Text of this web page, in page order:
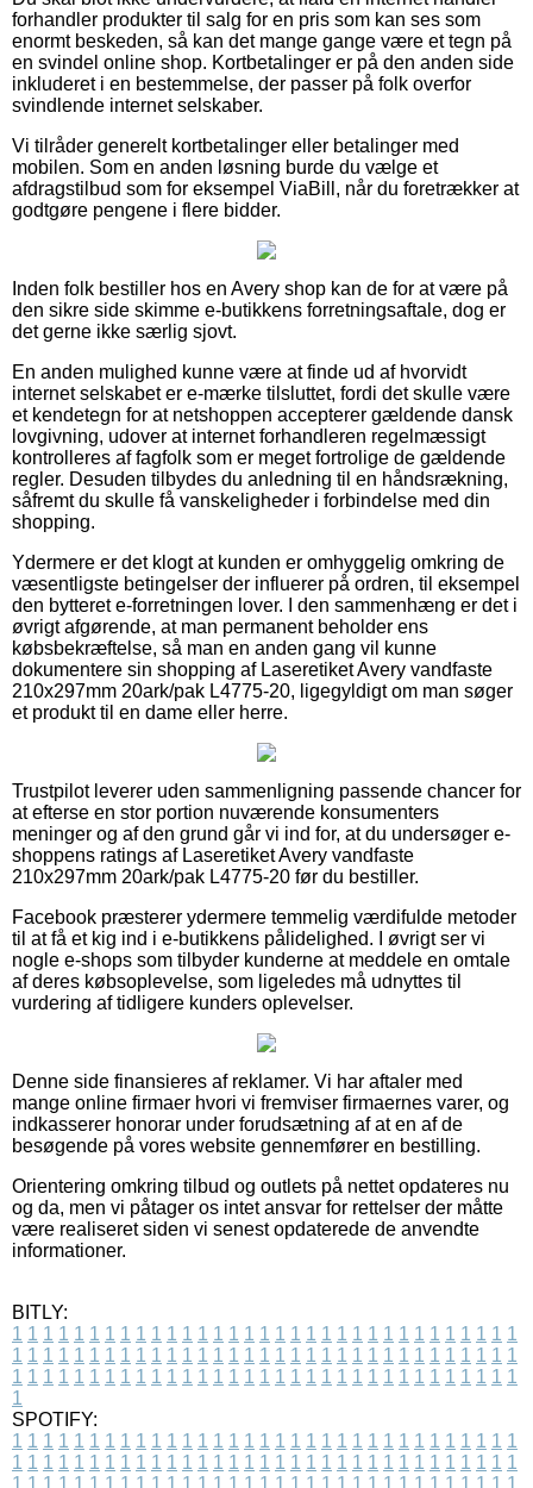
forhandler produkter til salg for en pris som kan ses som
enormt beskeden, så kan det mange gange være et tegn på
en svindel online shop. Kortbetalinger er på den anden side
inkluderet i en bestemmelse, der passer på folk overfor
svindlende internet selskaber.
Vi tilråder generelt kortbetalinger eller betalinger med
mobilen. Som en anden løsning burde du vælge et
afdragstilbud som for eksempel ViaBill, når du foretrækker at
godtgøre pengene i flere bidder.
Inden folk bestiller hos en Avery shop kan de for at være på
den sikre side skimme e-butikkens forretningsaftale, dog er
det gerne ikke særlig sjovt.
En anden mulighed kunne være at finde ud af hvorvidt
internet selskabet er e-mærke tilsluttet, fordi det skulle være
et kendetegn for at netshoppen accepterer gældende dansk
lovgivning, udover at internet forhandleren regelmæssigt
kontrolleres af fagfolk som er meget fortrolige de gældende
regler. Desuden tilbydes du anledning til en håndsrækning,
såfremt du skulle få vanskeligheder i forbindelse med din
shopping.
Ydermere er det klogt at kunden er omhyggelig omkring de
væsentligste betingelser der influerer på ordren, til eksempel
den bytteret e-forretningen lover. I den sammenhæng er det i
øvrigt afgørende, at man permanent beholder ens
købsbekræftelse, så man en anden gang vil kunne
dokumentere sin shopping af Laseretiket Avery vandfaste
210x297mm 20ark/pak L4775-20, ligegyldigt om man søger
et produkt til en dame eller herre.
Trustpilot leverer uden sammenligning passende chancer for
at efterse en stor portion nuværende konsumenters
meninger og af den grund går vi ind for, at du undersøger e-
shoppens ratings af Laseretiket Avery vandfaste
210x297mm 20ark/pak L4775-20 før du bestiller.
Facebook præsterer ydermere temmelig værdifulde metoder
til at få et kig ind i e-butikkens pålidelighed. I øvrigt ser vi
nogle e-shops som tilbyder kunderne at meddele en omtale
af deres købsoplevelse, som ligeledes må udnyttes til
vurdering af tidligere kunders oplevelser.
Denne side finansieres af reklamer. Vi har aftaler med
mange online firmaer hvori vi fremviser firmaernes varer, og
indkasserer honorar under forudsætning af at en af de
besøgende på vores website gennemfører en bestilling.
Orientering omkring tilbud og outlets på nettet opdateres nu
og da, men vi påtager os intet ansvar for rettelser der måtte
være realiseret siden vi senest opdaterede de anvendte
informationer.
BITLY:
1 1 1 1 1 1 1 1 1 1 1 1 1 1 1 1 1 1 1 1 1 1 1 1 1 1 1 1 1 1 1 1 1
1 1 1 1 1 1 1 1 1 1 1 1 1 1 1 1 1 1 1 1 1 1 1 1 1 1 1 1 1 1 1 1 1
1 1 1 1 1 1 1 1 1 1 1 1 1 1 1 1 1 1 1 1 1 1 1 1 1 1 1 1 1 1 1 1 1
1
SPOTIFY:
1 1 1 1 1 1 1 1 1 1 1 1 1 1 1 1 1 1 1 1 1 1 1 1 1 1 1 1 1 1 1 1 1
1 1 1 1 1 1 1 1 1 1 1 1 1 1 1 1 1 1 1 1 1 1 1 1 1 1 1 1 1 1 1 1 1
1 1 1 1 1 1 1 1 1 1 1 1 1 1 1 1 1 1 1 1 1 1 1 1 1 1 1 1 1 1 1 1 1